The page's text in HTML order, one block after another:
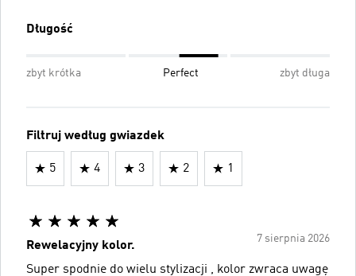
Długość
zbyt krótka Perfect zbyt długa
Filtruj według gwiazdek
5 4 3 2 1
7 sierpnia 2026
Rewelacyjny kolor.
Super spodnie do wielu stylizacji , kolor zwraca uwagę